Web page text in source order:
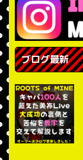
ブログ最新